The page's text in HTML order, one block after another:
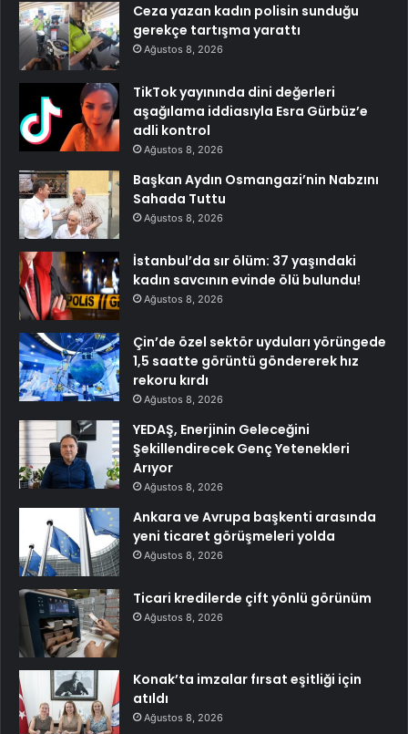
Ceza yazan kadın polisin sunduğu
gerekçe tartışma yarattı
Ağustos 8, 2026
TikTok yayınında dini değerleri
aşağılama iddiasıyla Esra Gürbüz’e
adli kontrol
Ağustos 8, 2026
Başkan Aydın Osmangazi’nin Nabzını
Sahada Tuttu
Ağustos 8, 2026
İstanbul’da sır ölüm: 37 yaşındaki
kadın savcının evinde ölü bulundu!
Ağustos 8, 2026
Çin’de özel sektör uyduları yörüngede
1,5 saatte görüntü göndererek hız
rekoru kırdı
Ağustos 8, 2026
YEDAŞ, Enerjinin Geleceğini
Şekillendirecek Genç Yetenekleri
Arıyor
Ağustos 8, 2026
Ankara ve Avrupa başkenti arasında
yeni ticaret görüşmeleri yolda
Ağustos 8, 2026
Ticari kredilerde çift yönlü görünüm
Ağustos 8, 2026
Konak’ta imzalar fırsat eşitliği için
atıldı
Ağustos 8, 2026